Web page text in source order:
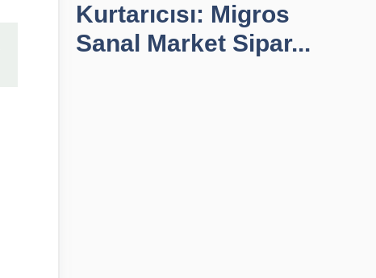
Kurtarıcısı: Migros
Sanal Market Sipar...